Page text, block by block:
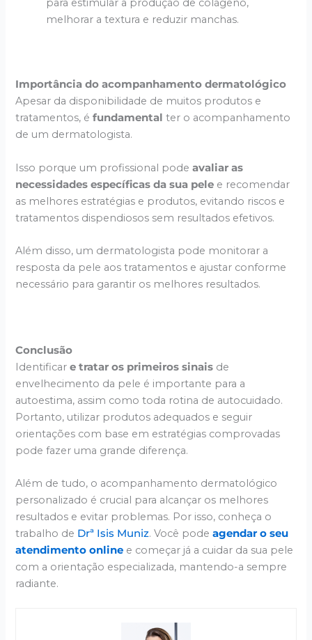
para estimular a produção de colágeno,
melhorar a textura e reduzir manchas.
Importância do acompanhamento dermatológico
Apesar da disponibilidade de muitos produtos e
tratamentos, éfundamental ter o acompanhamento
de um dermatologista.
Isso porque um profissional podeavaliar as
necessidades específicas da sua pele e recomendar
as melhores estratégias e produtos, evitando riscos e
tratamentos dispendiosos sem resultados efetivos.
Além disso, um dermatologista pode monitorar a
resposta da pele aos tratamentos e ajustar conforme
necessário para garantir os melhores resultados.
Conclusão
Identificare tratar os primeiros sinais de
envelhecimento da pele é importante para a
autoestima, assim como toda rotina de autocuidado.
Portanto, utilizar produtos adequados e seguir
orientações com base em estratégias comprovadas
pode fazer uma grande diferença.
Além de tudo, o acompanhamento dermatológico
personalizado é crucial para alcançar os melhores
resultados e evitar problemas. Por isso, conheça o
trabalho de Drª Isis Muniz. Você podeagendar o seu
atendimento online e começar já a cuidar da sua pele
com a orientação especializada, mantendo-a sempre
radiante.